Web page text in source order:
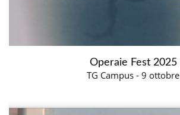
Operaie Fest 2025
TG Campus - 9 ottobre